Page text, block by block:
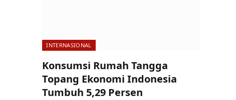
INTERNASIONAL
Konsumsi Rumah Tangga
Topang Ekonomi Indonesia
Tumbuh 5,29 Persen